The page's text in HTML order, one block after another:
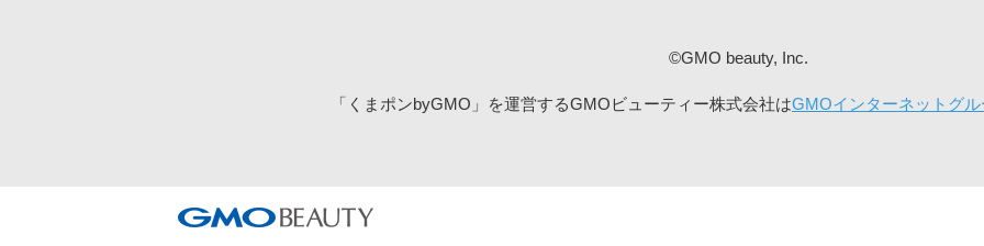
©GMO beauty, Inc.
「くまポンbyGMO」を運営するGMOビューティー株式会社はGMOインターネットグル